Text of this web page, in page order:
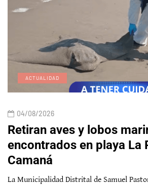
ACTUALIDAD
04/08/2026
Retiran aves y lobos
encontrados en playa La
Camaná
La Municipalidad Distrital de Samuel